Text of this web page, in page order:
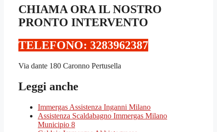
CHIAMA ORA IL NOSTRO
PRONTO INTERVENTO
TELEFONO: 3283962387‬
Via dante 180 Caronno Pertusella
Leggi anche
Immergas Assistenza Inganni Milano
Assistenza Scaldabagno Immergas Milano
Municipio 8